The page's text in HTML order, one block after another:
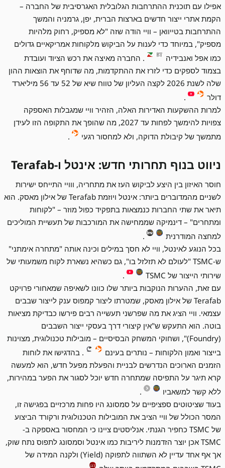
אפילו עם תוכנית ההתרחבות הגלובלית האגרסיבית של החברה –
הקמת אתרי ייצור חדשים בארצות הברית, יפן, גרמניה והמשך
ההתרחבות בטייוואן – וויי הודה שזה "לא מספיק, רחוק מלהיות
מספיק", במיוחד כדי לענות על הביקוש מלקוחות אמריקאיים גדולים
כמו אפל ואנבידיה
. החברה מאיצה את רכש הציוד ועובדת
בצמוד לספקים כדי לזרז את ההתקדמות, מה שדוחף את הוצאות ההון
שלה לשנת 2026 לקצה העליון של טווח שיא של 52 עד 56 מיליארד
דולר
.
למרות ההשקעות האדירות האלה, הזהיר וויי שמגבלות האספקה
צפויות להימשך לפחות עד 2027, מה שהופך את התקופה הזו לעידן
מתמשך של קיבולת הדוקה, ולא למחסור רגעי
.
ניווט בנוף תחרותי חדש: אינטל ו-Terafab
חוסר האיזון בין היצע לביקוש העז את מתחריה, ווויי התייחס ישירות
לשניים מהמדוברים ביותר: אינטל ויוזמת Terafab של אילון מאסק. הוא
תיאר את שתי החברות כנמצאות בתפקיד כפול מוזר – "לקוחות
ומתחרים" – דינמיקה שממחישה את המורכבות של תעשיית המוליכים
למחצה המודרנית
.
בכל הנוגע לאינטל, וויי לא חסך במילים וכינה אותה "מתחרה אימתני"
ש-TSMC "לעולם לא תזלזל בו", גם כשהיא נשארת לקוח משמעותי של
שירותי הייצור של TSMC
.
עם זאת, ההערות הנוקבות ביותר שלו כוונו לשאיפה שמאחורי פרויקט
Terafab של אילון מאסק, שמטרתו ליצור קמפוס ענק לייצור שבבים
עצמאי. וויי הציג את מה שפרשני תעשייה רבים פירשו כבדיקת מציאות
בוטה. הוא התעקש ש"אין קיצורי דרך בעסקי ייצור השבבים
(Foundry)", ושחוקי המשחק הבסיסיים – מובילות טכנולוגית, מצוינות
בייצור ואמון הלקוחות – נותרים בעינם
. בהדגישו את לוחות
הזמנים הארוכים הנדרשים לבניית והפעלת מפעל חדש, הוא למעשה
קרא תיגר על התפיסה שמתחרה חדש יוכל לסגור את הפער במהירות,
ללא קשר למשאביו
.
בעוד שציטוטים ספציפיים על סמסונג היו פחות מרכזיים בפגישה זו,
המסר הכולל של וויי הציב את המובילות הטכנולוגית ורקורד הביצוע
של TSMC כחפיר הגנתי. אנליסטים ציינו כי המחסור באספקה ב-
TSMC אכן יוצר הזדמנות ליריבות כמו אינטל וסמסונג לתפוס נתח שוק,
אך אף אחד עדיין לא השתווה לתפוקה (Yield) ולקנה המידה של